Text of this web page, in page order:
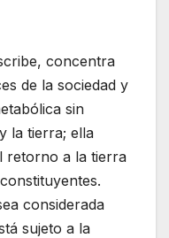
concentra
de la sociedad y
sin
la tierra; ella
retorno a la tierra
considerada
sujeto a la